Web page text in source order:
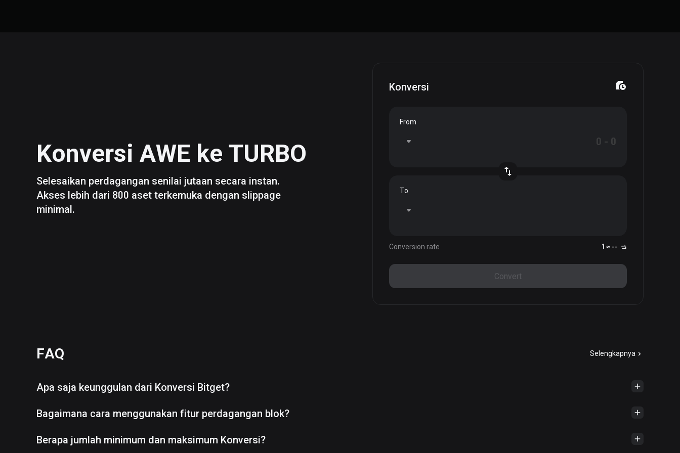
Konversi AWE ke TURBO
Selesaikan perdagangan senilai jutaan secara instan.
Akses lebih dari 800 aset terkemuka dengan slippage
minimal.
Konversi
From
To
Conversion rate 1 ≈ --
Convert
FAQ Selengkapnya
Apa saja keunggulan dari Konversi Bitget?
Bagaimana cara menggunakan fitur perdagangan blok?
Berapa jumlah minimum dan maksimum Konversi?